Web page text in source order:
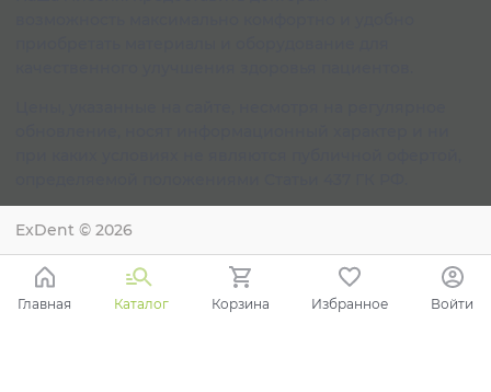
ExDent © 2026
Главная Каталог Корзина Избранное Войти